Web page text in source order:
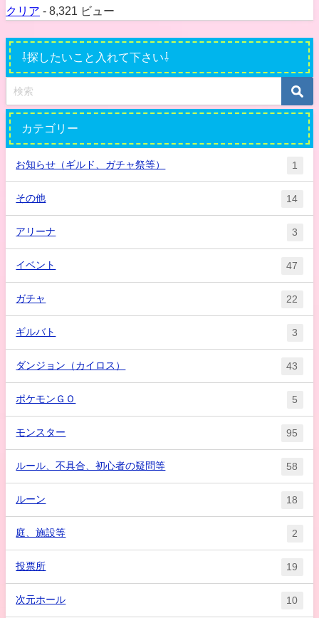
クリア - 8,321 ビュー
⇩探したいこと入れて下さい⇩
カテゴリー
お知らせ（ギルド、ガチャ祭等） 1
その他 14
アリーナ 3
イベント 47
ガチャ 22
ギルバト 3
ダンジョン（カイロス） 43
ポケモンＧＯ 5
モンスター 95
ルール、不具合、初心者の疑問等 58
ルーン 18
庭、施設等 2
投票所 19
次元ホール 10